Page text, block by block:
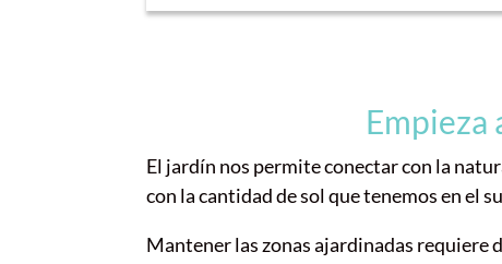
Empieza
El jardín nos permite conectar con la
con la cantidad de sol que tenemos en el
Mantener las zonas ajardinadas requiere